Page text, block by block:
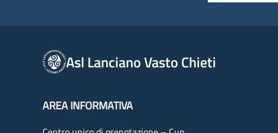
Asl Lanciano Vasto Chieti
AREA INFORMATIVA